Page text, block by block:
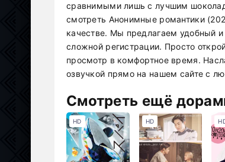
сравнимыми лишь с лучшим
смотреть Анонимные романтики
качестве. Мы предлагаем удобный
сложной регистрации. Просто
просмотр в комфортное время.
озвучкой прямо на нашем сайте с
Смотреть ещё
HD HD